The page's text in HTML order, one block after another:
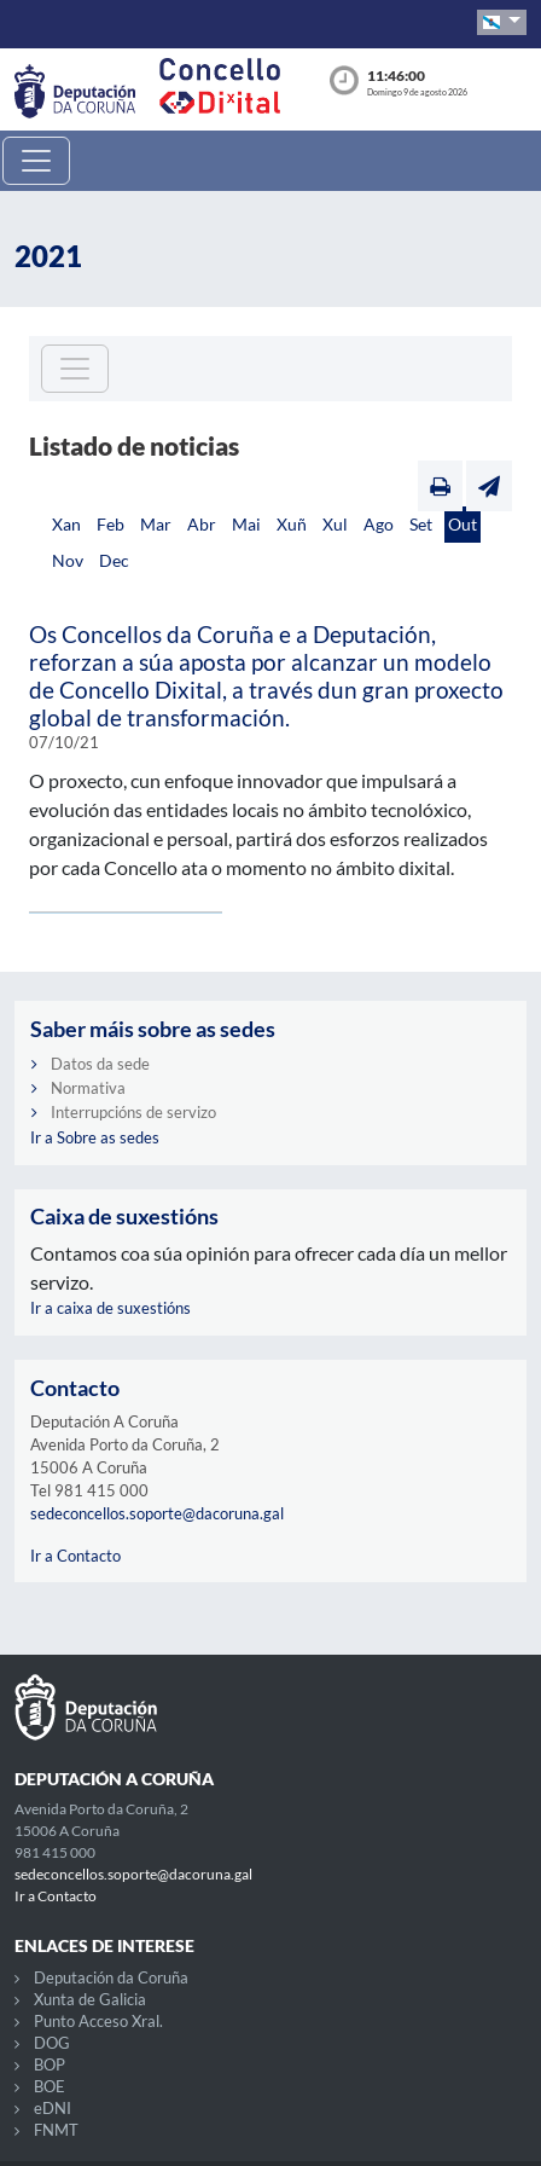
11:46:01
Domingo 9 de agosto 2026
2021
Listado de noticias
Xan Feb Mar Abr Mai Xuñ Xul Ago Set
Out
Nov
Dec
Os Concellos da Coruña e a Deputación,
reforzan a súa aposta por alcanzar un modelo
de Concello Dixital, a través dun gran proxecto
global de transformación.
07/10/21
O proxecto, cun enfoque innovador que impulsará a
evolución das entidades locais no ámbito tecnolóxico,
organizacional e persoal, partirá dos esforzos realizados
por cada Concello ata o momento no ámbito dixital.
Saber máis sobre as sedes
Datos da sede
Normativa
Interrupcións de servizo
Ir a Sobre as sedes
Caixa de suxestións
Contamos coa súa opinión para ofrecer cada día un mellor
servizo.
Ir a caixa de suxestións
Contacto
Deputación A Coruña
Avenida Porto da Coruña, 2
15006 A Coruña
Tel 981 415 000
sedeconcellos.soporte@dacoruna.gal
Ir a Contacto
DEPUTACIÓN A CORUÑA
Avenida Porto da Coruña, 2
15006 A Coruña
981 415 000
sedeconcellos.soporte@dacoruna.gal
Ir a Contacto
ENLACES DE INTERESE
Deputación da Coruña
Xunta de Galicia
Punto Acceso Xral.
DOG
BOP
BOE
eDNI
FNMT